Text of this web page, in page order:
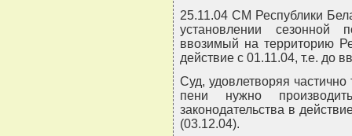
25.11.04 СМ Республики
установлении сезонной
ввозимый на территорию
действие с 01.11.04, т.е. до
Суд, удовлетворяя
пени нужно
законодательства в
(03.12.04).